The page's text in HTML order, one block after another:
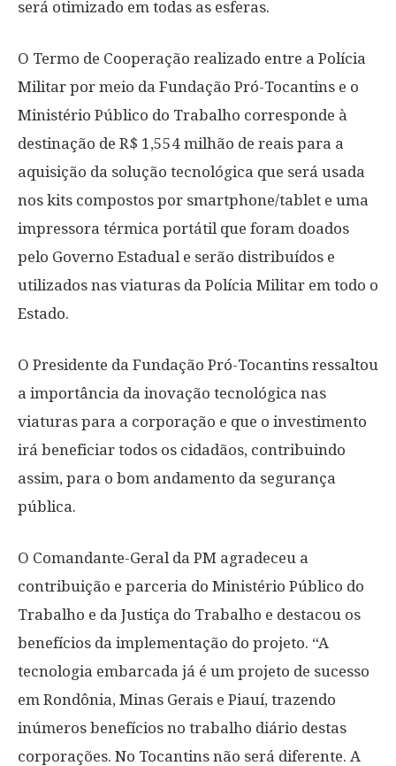
será otimizado em todas as esferas.
O Termo de Cooperação realizado entre a Polícia
Militar por meio da Fundação Pró-Tocantins e o
Ministério Público do Trabalho corresponde à
destinação de R$ 1,554 milhão de reais para a
aquisição da solução tecnológica que será usada
nos kits compostos por smartphone/tablet e uma
impressora térmica portátil que foram doados
pelo Governo Estadual e serão distribuídos e
utilizados nas viaturas da Polícia Militar em todo o
Estado.
O Presidente da Fundação Pró-Tocantins ressaltou
a importância da inovação tecnológica nas
viaturas para a corporação e que o investimento
irá beneficiar todos os cidadãos, contribuindo
assim, para o bom andamento da segurança
pública.
O Comandante-Geral da PM agradeceu a
contribuição e parceria do Ministério Público do
Trabalho e da Justiça do Trabalho e destacou os
benefícios da implementação do projeto. “A
tecnologia embarcada já é um projeto de sucesso
em Rondônia, Minas Gerais e Piauí, trazendo
inúmeros benefícios no trabalho diário destas
corporações. No Tocantins não será diferente. A